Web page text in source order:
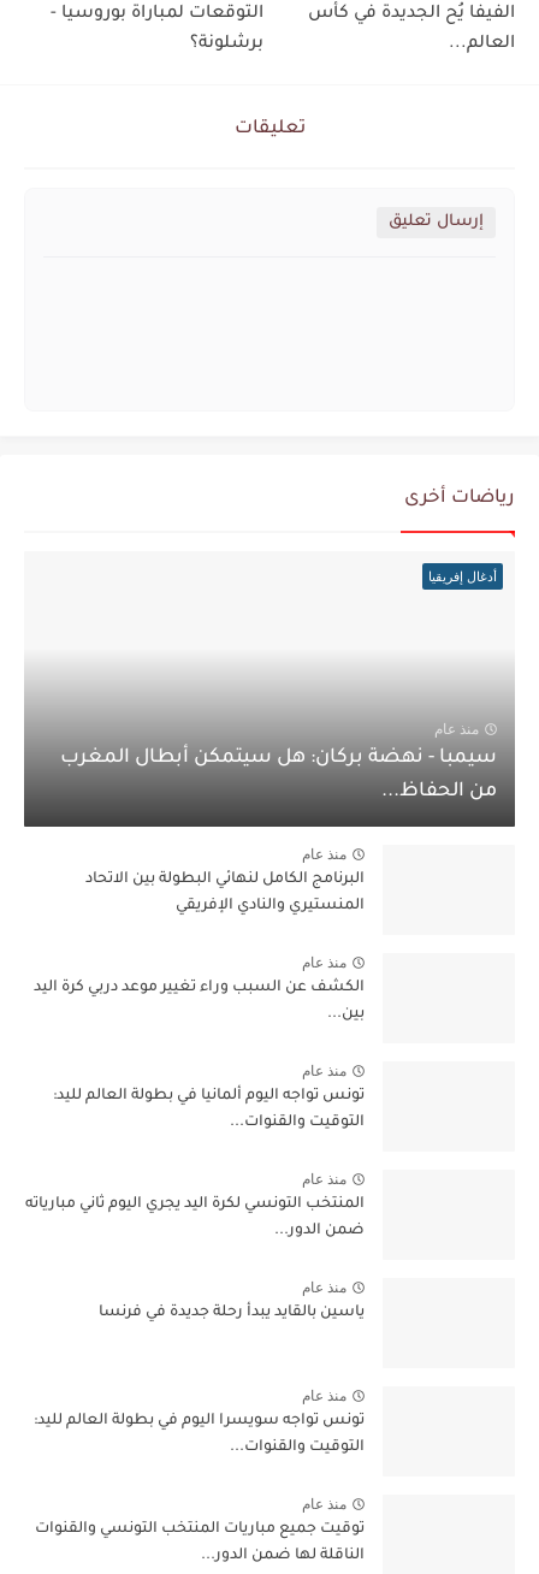
الفيفا يُح الجديدة في كأس
العالم...
التوقعات لمباراة بوروسيا -
برشلونة؟
تعليقات
إرسال تعليق
رياضات أخرى
أدغال إفريقيا
منذ عام
سيمبا - نهضة بركان: هل سيتمكن أبطال المغرب
من الحفاظ...
منذ عام
البرنامج الكامل لنهائي البطولة بين الاتحاد
المنستيري والنادي الإفريقي
منذ عام
الكشف عن السبب وراء تغيير موعد دربي كرة اليد
بين...
منذ عام
تونس تواجه اليوم ألمانيا في بطولة العالم لليد:
التوقيت والقنوات...
منذ عام
المنتخب التونسي لكرة اليد يجري اليوم ثاني مبارياته
ضمن الدور...
منذ عام
ياسين بالقايد يبدأ رحلة جديدة في فرنسا
منذ عام
تونس تواجه سويسرا اليوم في بطولة العالم لليد:
التوقيت والقنوات...
منذ عام
توقيت جميع مباريات المنتخب التونسي والقنوات
الناقلة لها ضمن الدور...